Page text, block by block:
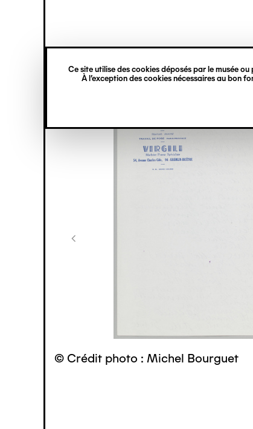
Ce site utilise des cookies déposés par le musée
À l’exception des cookies nécessaires au bon
principal
verticale
© Crédit photo : Michel Bourguet